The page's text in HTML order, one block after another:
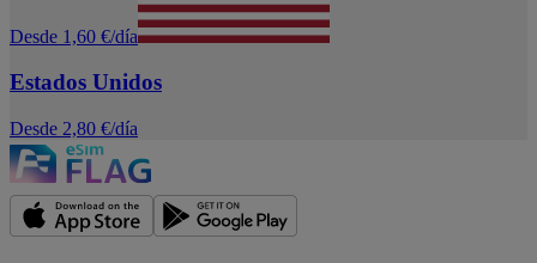
Desde 1,60 €/día
Estados Unidos
Desde 2,80 €/día